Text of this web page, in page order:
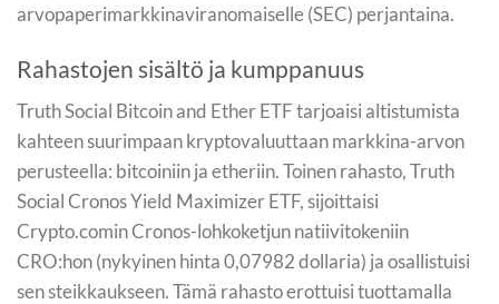
arvopaperimarkkinaviranomaiselle (SEC) perjantaina.
Rahastojen sisältö ja kumppanuus
Truth Social Bitcoin and Ether ETF tarjoaisi altistumista
kahteen suurimpaan kryptovaluuttaan markkina-arvon
perusteella: bitcoiniin ja etheriin. Toinen rahasto, Truth
Social Cronos Yield Maximizer ETF, sijoittaisi
Crypto.comin Cronos-lohkoketjun natiivitokeniin
CRO:hon (nykyinen hinta 0,07982 dollaria) ja osallistuisi
sen steikkaukseen. Tämä rahasto erottuisi tuottamalla